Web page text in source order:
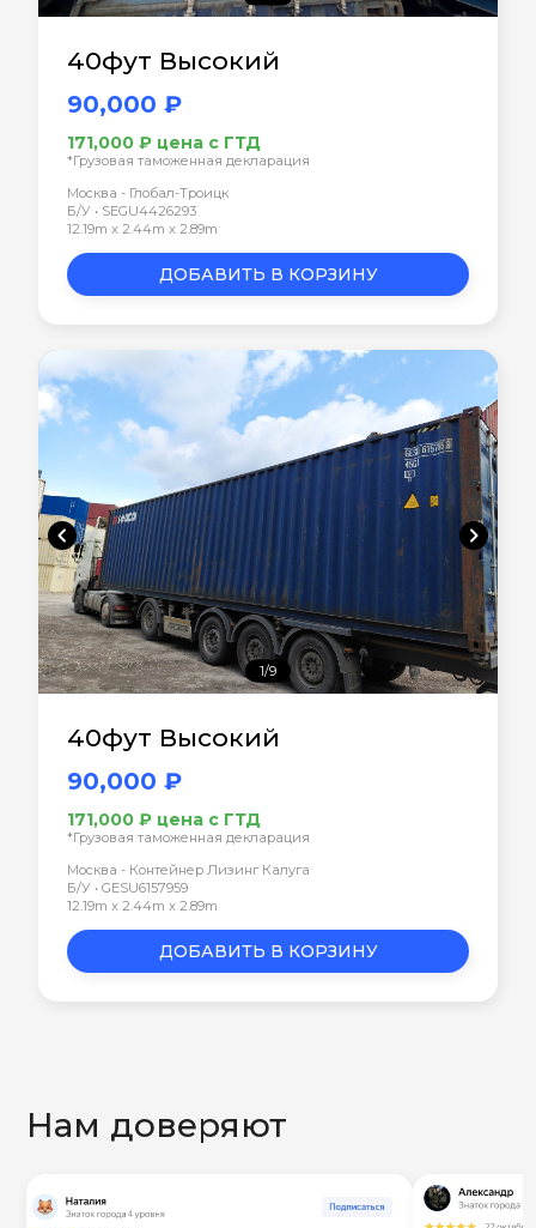
40фут Высокий
90,000 ₽
171,000 ₽ цена с ГТД
*Грузовая таможенная декларация
Москва - Глобал-Троицк
Б/У • SEGU4426293
12.19m x 2.44m x 2.89m
ДОБАВИТЬ В КОРЗИНУ
chevron_left chevron_right
1/9
40фут Высокий
90,000 ₽
171,000 ₽ цена с ГТД
*Грузовая таможенная декларация
Москва - Контейнер Лизинг Калуга
Б/У • GESU6157959
12.19m x 2.44m x 2.89m
ДОБАВИТЬ В КОРЗИНУ
Нам доверяют